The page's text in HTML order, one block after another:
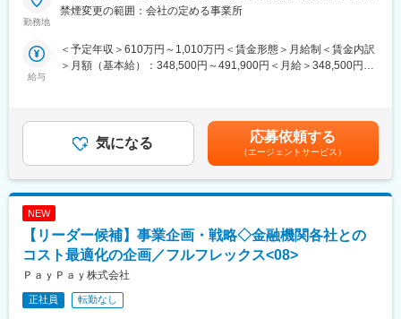
織運営・人財マネジメントの中核人材として活躍いただくポジシ
ョンです。
人財育成を通じて事業成長を牽引する役割を担います。
リテール部門を中心にキャリアを形成しながら、将来的には営業
■業務詳細
入社後は営業現場に近い立場で組織運営や営業支援業務を経験
し、販売戦略の企画・推進、人財育成、業績管理など幅広い業務
に携わります。
３～４年後には営業拠点の責任者である「支部長」への登用を目
いただきます。
支部長は営業職員（ウェルビーイングデザイナー）の採用・育
成・指導を担い、地域のお客さまへ安心と健康を届ける組織づく
りを推進する重要なポジションです。
【主な業務内容】
勤務地
禁煙変更の範囲：会社の定める事業所
給与
＜予定年収＞610万円～1,010万円＜賃金形態＞月給制＜賃金内訳
＞月額（基本給）：348,500円～491,900円＜月給＞348,500円～
り、選考を通じて上下する可能性があります。月給(月額)は固定手
当を含めた表記です。
気になる 応募依頼する
（エージェントサービス）
NEW
【リーダー候補】事業企画・戦略◇金融機関各社との
コスト最適化の企画／フルフレックス<08>
ＰａｙＰａｙ株式会社
正社員 転勤なし